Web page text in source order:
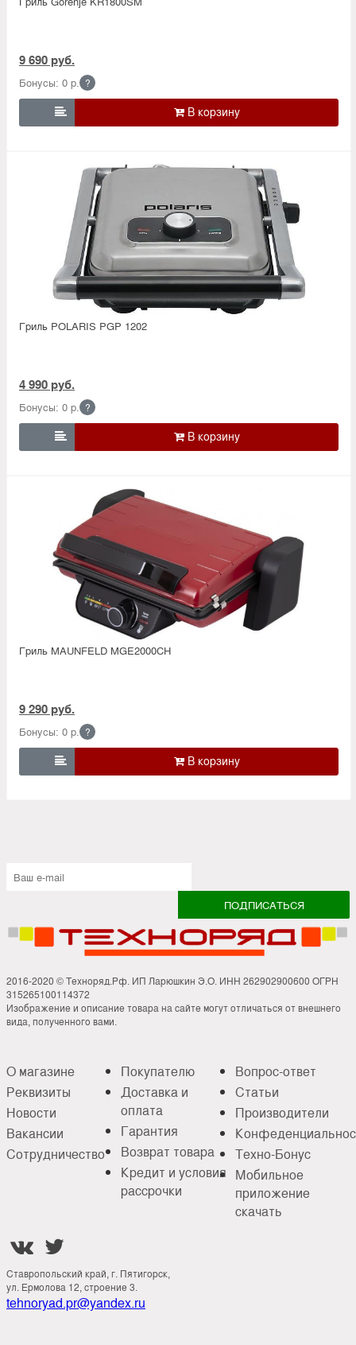
9 690 руб.
Бонусы: 0 р. ?

Гриль POLARIS PGP 1202
4 990 руб.
Бонусы: 0 р. ?

Гриль MAUNFELD MGE2000CH
9 290 руб.
Бонусы: 0 р. ?

2016-2020 © Техноряд.Рф. ИП Ларюшкин Э.О. ИНН 262902900600 ОГРН
315265100114372
Изображение и описание товара на сайте могут отличаться от внешнего
вида, полученного вами.
О магазине
Реквизиты
Новости
Вакансии
Сотрудничество
Покупателю
Доставка и
оплата
Гарантия
Возврат товара
Кредит и условия
рассрочки
Вопрос-ответ
Статьи
Производители
Техно-Бонус
Мобильное
приложение
скачать
 
Ставропольский край, г. Пятигорск,
ул. Ермолова 12, строение 3.
tehnoryad.pr@yandex.ru